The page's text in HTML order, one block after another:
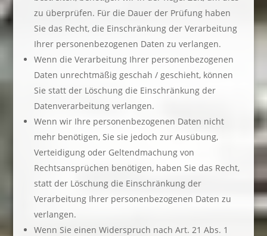
zu überprüfen. Für die Dauer der Prüfung haben
Sie das Recht, die Einschränkung der Verarbeitung
Ihrer personenbezogenen Daten zu verlangen.
Wenn die Verarbeitung Ihrer personenbezogenen
Daten unrechtmäßig geschah / geschieht, können
Sie statt der Löschung die Einschränkung der
Datenverarbeitung verlangen.
Wenn wir Ihre personenbezogenen Daten nicht
mehr benötigen, Sie sie jedoch zur Ausübung,
Verteidigung oder Geltendmachung von
Rechtsansprüchen benötigen, haben Sie das Recht,
statt der Löschung die Einschränkung der
Verarbeitung Ihrer personenbezogenen Daten zu
verlangen.
Wenn Sie einen Widerspruch nach Art. 21 Abs. 1